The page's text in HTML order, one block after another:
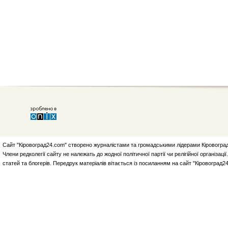
Сайт "Кіровоград24.com" створено журналістами та громадськими лідерами
Члени редколегії сайту не належать до жодної політичної партії чи релігійної
статей та блогерів. Передрук матеріалів вітається із посиланням на сайт